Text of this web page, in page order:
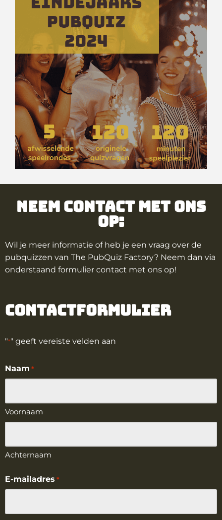
Neem contact met ons
op:
Wil je meer informatie of heb je een vraag over de
pubquizzen van The PubQuiz Factory? Neem dan via
onderstaand formulier contact met ons op!
Contactformulier
"*" geeft vereiste velden aan
Naam *
Voornaam
Achternaam
E-mailadres *